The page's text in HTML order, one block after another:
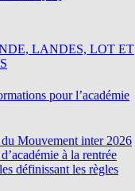
LANDES, LOT ET
pour l’académie
Mouvement inter 2026
à la rentrée
définissant les règles